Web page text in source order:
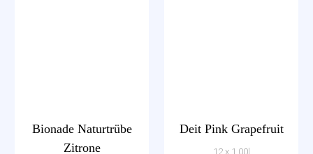
Bionade Naturtrübe
Zitrone
Deit Pink Grapefruit
12 x 1,00l